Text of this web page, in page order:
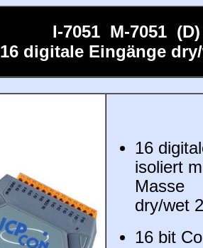
I-7051 M-7051
16 digitale Eingänge
16
isoliert
Masse
dry/wet
16 bit